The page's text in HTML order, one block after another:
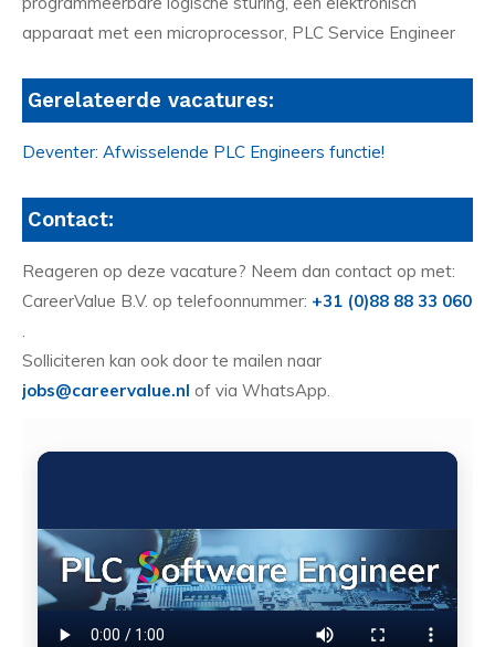
apparaat met een microprocessor, PLC Service Engineer
Gerelateerde vacatures:
Deventer: Afwisselende PLC Engineers functie!
Contact:
Reageren op deze vacature? Neem dan contact op met:
CareerValue B.V. op telefoonnummer: +31 (0)88 88 33 060
Solliciteren kan ook door te mailen naar
jobs@careervalue.nl of via WhatsApp.